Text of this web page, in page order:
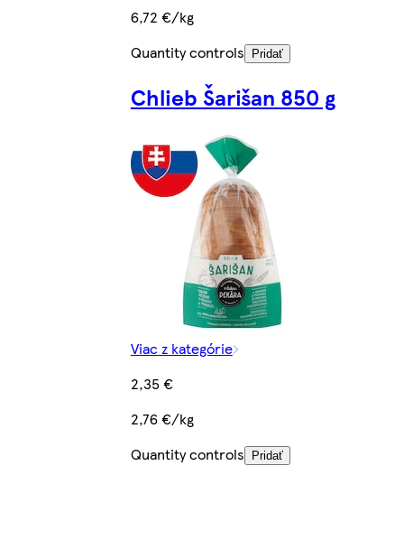
6,72 €/kg
Quantity controls
Pridať
Chlieb Šarišan 850 g
Viac z kategórie
2,35 €
2,76 €/kg
Quantity controls
Pridať